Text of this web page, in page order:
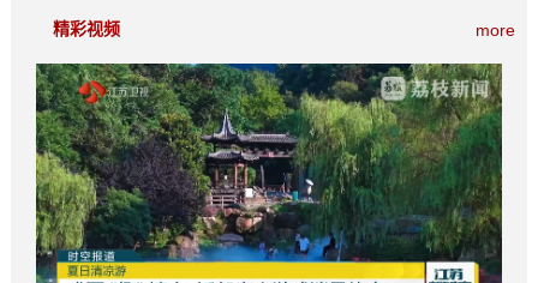
more
精彩视频